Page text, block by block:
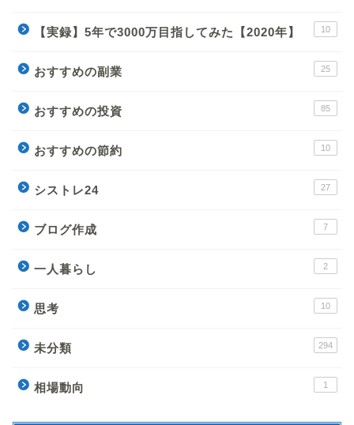
【実録】5年で3000万目指してみた【2020年】 10
おすすめの副業 25
おすすめの投資 85
おすすめの節約 10
シストレ24 27
ブログ作成 7
一人暮らし 2
思考 10
未分類 294
相場動向 1